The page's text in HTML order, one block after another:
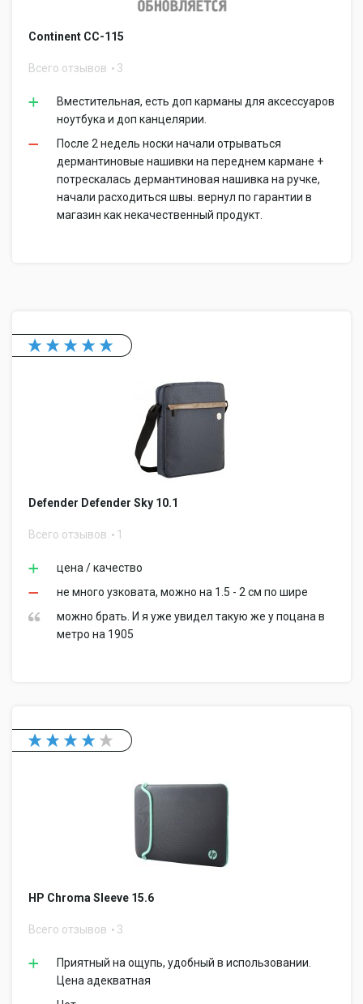
Continent CC-115
Всего отзывов 3
Вместительная, есть доп карманы для аксессуаров
ноутбука и доп канцелярии.
После 2 недель носки начали отрываться
дермантиновые нашивки на переднем кармане +
потрескалась дермантиновая нашивка на ручке,
начали расходиться швы. вернул по гарантии в
магазин как некачественный продукт.
Defender Defender Sky 10.1
Всего отзывов 1
цена / качество
не много узковата, можно на 1.5 - 2 см по шире
можно брать. И я уже увидел такую же у поцана в
метро на 1905
HP Chroma Sleeve 15.6
Всего отзывов 3
Приятный на ощупь, удобный в использовании.
Цена адекватная